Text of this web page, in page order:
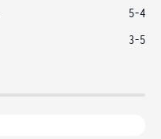
5-4
3-5